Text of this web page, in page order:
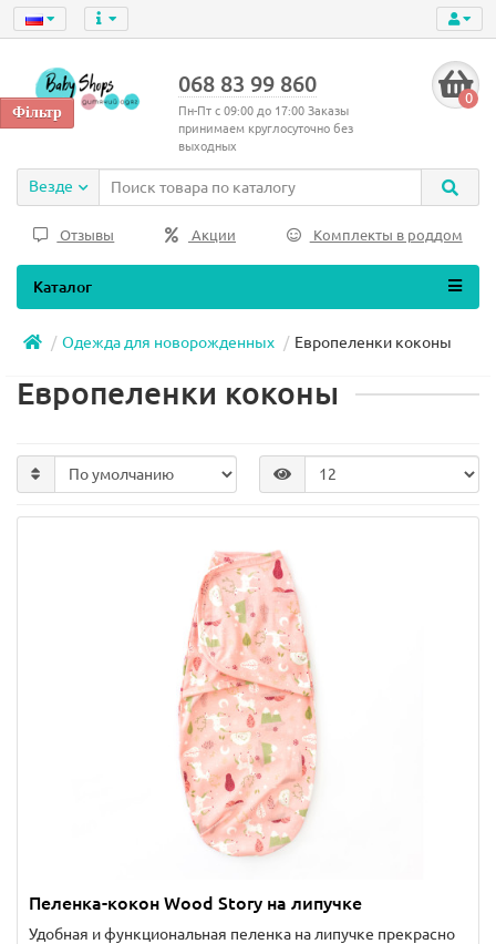
068 83 99 860
Пн-Пт с 09:00 до 17:00 Заказы
принимаем круглосуточно без
выходных
0
Везде
Отзывы Акции Комплекты в роддом
Каталог
Одежда для новорожденных Европеленки коконы
Европеленки коконы
Пеленка-кокон Wood Story на липучке
Удобная и функциональная пеленка на липучке прекрасно